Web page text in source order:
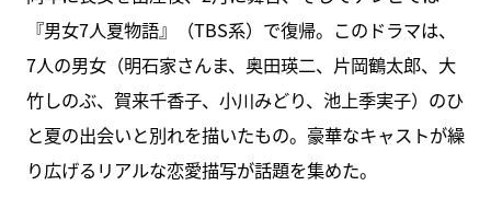
『男女7人夏物語』（TBS系）で復帰。このドラマは、
7人の男女（明石家さんま、奥田瑛二、片岡鶴太郎、大
竹しのぶ、賀来千香子、小川みどり、池上季実子）のひ
と夏の出会いと別れを描いたもの。豪華なキャストが繰
り広げるリアルな恋愛描写が話題を集めた。